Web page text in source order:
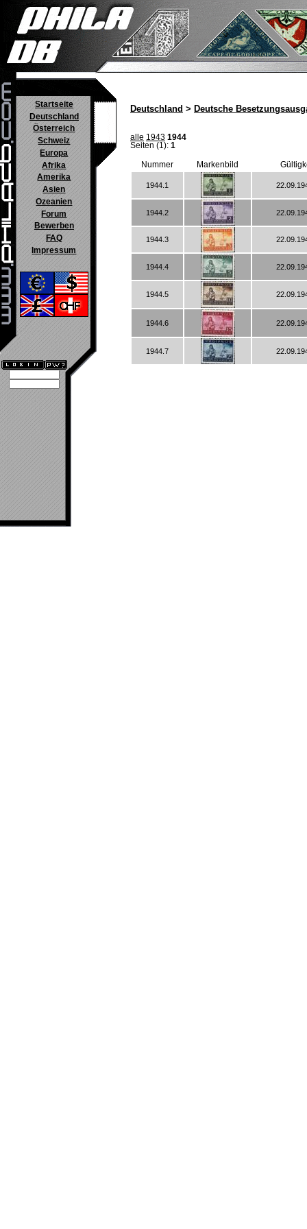
Startseite
Deutschland
Österreich
Schweiz
Europa
Afrika
Amerika
Asien
Ozeanien
Forum
Bewerben
FAQ
Impressum
Deutschland > Deutsche
alle 1943 1944
Seiten (1): 1
Nummer Markenbild
1944.1
1944.2
1944.3
1944.4
1944.5
1944.6
1944.7